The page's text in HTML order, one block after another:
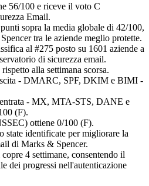
56/100 e riceve il voto C
Email.
sopra la media globale di 42/100,
tra le aziende meglio protette.
al #275 posto su 1601 aziende a
di sicurezza email.
alla settimana scorsa.
- DMARC, SPF, DKIM e BIMI -
- MX, MTA-STS, DANE e
(F).
ottiene 0/100 (F).
state identificate per migliorare la
di Marks & Spencer.
4 settimane, consentendo il
dei progressi nell'autenticazione